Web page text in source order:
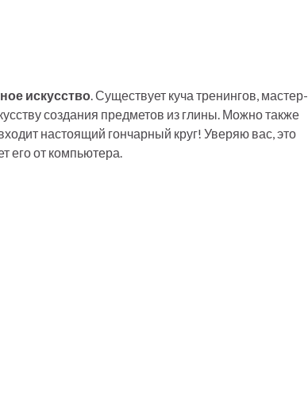
искусство. Существует куча тренингов, мастер-
создания предметов из глины. Можно также
настоящий гончарный круг! Уверяю вас, это
его от компьютера.